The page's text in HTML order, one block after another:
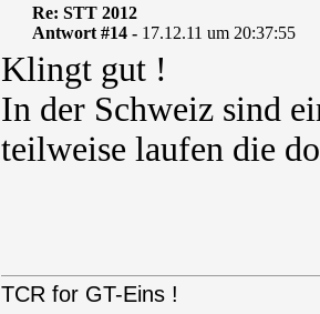
Re: STT 2012
Antwort #14 - 17.12.11 um 20:37:55
Klingt gut !
In der Schweiz sind
teilweise laufen die
TCR for GT-Eins !